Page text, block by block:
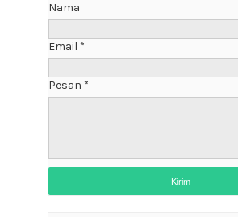
Nama
Email *
Pesan *